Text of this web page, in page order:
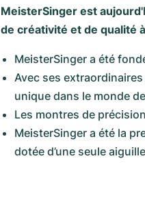
MeisterSinger est
de créativité et de qualité
MeisterSinger a été
Avec ses
unique dans le monde
Les montres de
MeisterSinger a été la
dotée d’une seule